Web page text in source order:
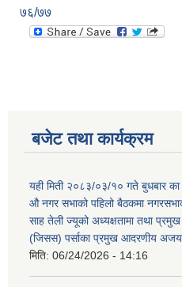
७६/७७
बजेट तथा कार्यक्रम
यही मिती २०८३/०३/१० गते बुधबार
औ नगर सभाको पहिलो बैठकमा
साह तेली ज्यूको अध्यक्षतामा तथा
(जिसस) पर्साका प्रमुख आदरणीय अजय
मिति: 06/24/2026 - 14:16